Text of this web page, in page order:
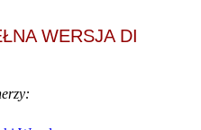
WERSJA DI